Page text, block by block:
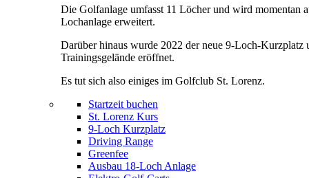
Die Golfanlage umfasst 11 Löcher und wird momentan
Lochanlage erweitert.
Darüber hinaus wurde 2022 der neue 9-Loch-Kurzplatz
Trainingsgelände eröffnet.
Es tut sich also einiges im Golfclub St. Lorenz.
Startzeit buchen
St. Lorenz Kurs
9-Loch Kurzplatz
Driving Range
Greenfee
Ausbau 18-Loch Anlage